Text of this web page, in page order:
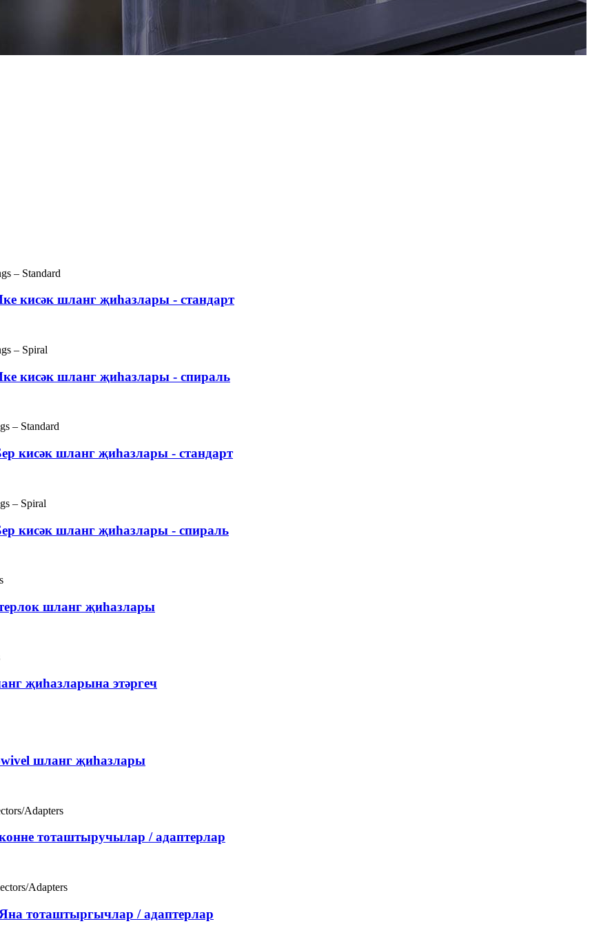
кисәк шланг җиһазлары - стандарт
кисәк шланг җиһазлары - спираль
кисәк шланг җиһазлары - стандарт
кисәк шланг җиһазлары - спираль
шланг җиһазлары
җиһазларына этәргеч
шланг җиһазлары
тоташтыручылар / адаптерлар
тоташтыргычлар / адаптерлар